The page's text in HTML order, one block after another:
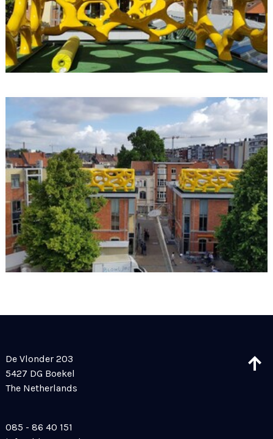
De Vlonder 203
5427 DG Boekel
The Netherlands
085 - 86 40 151